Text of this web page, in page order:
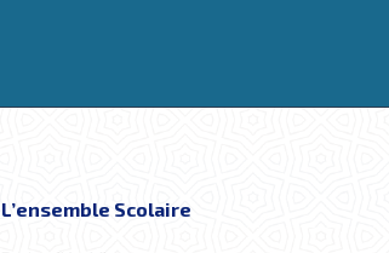
L’ensemble Scolaire